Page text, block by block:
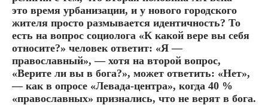
это время урбанизации, и у нового городского
жителя просто размывается идентичность? То
есть на вопрос социолога «К какой вере вы себя
относите?» человек ответит: «Я —
православный», — хотя на второй вопрос,
«Верите ли вы в бога?», может ответить: «Нет»,
— как в опросе «Левада-центра», когда 40 %
«православных» признались, что не верят в бога.